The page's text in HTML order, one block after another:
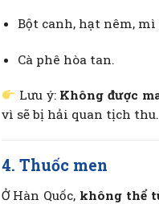
Bột canh, hạt nêm,
Cà phê hòa tan.
Lưu ý: Không được
vì sẽ bị hải quan tịch thu.
4. Thuốc men
Ở Hàn Quốc,không thể